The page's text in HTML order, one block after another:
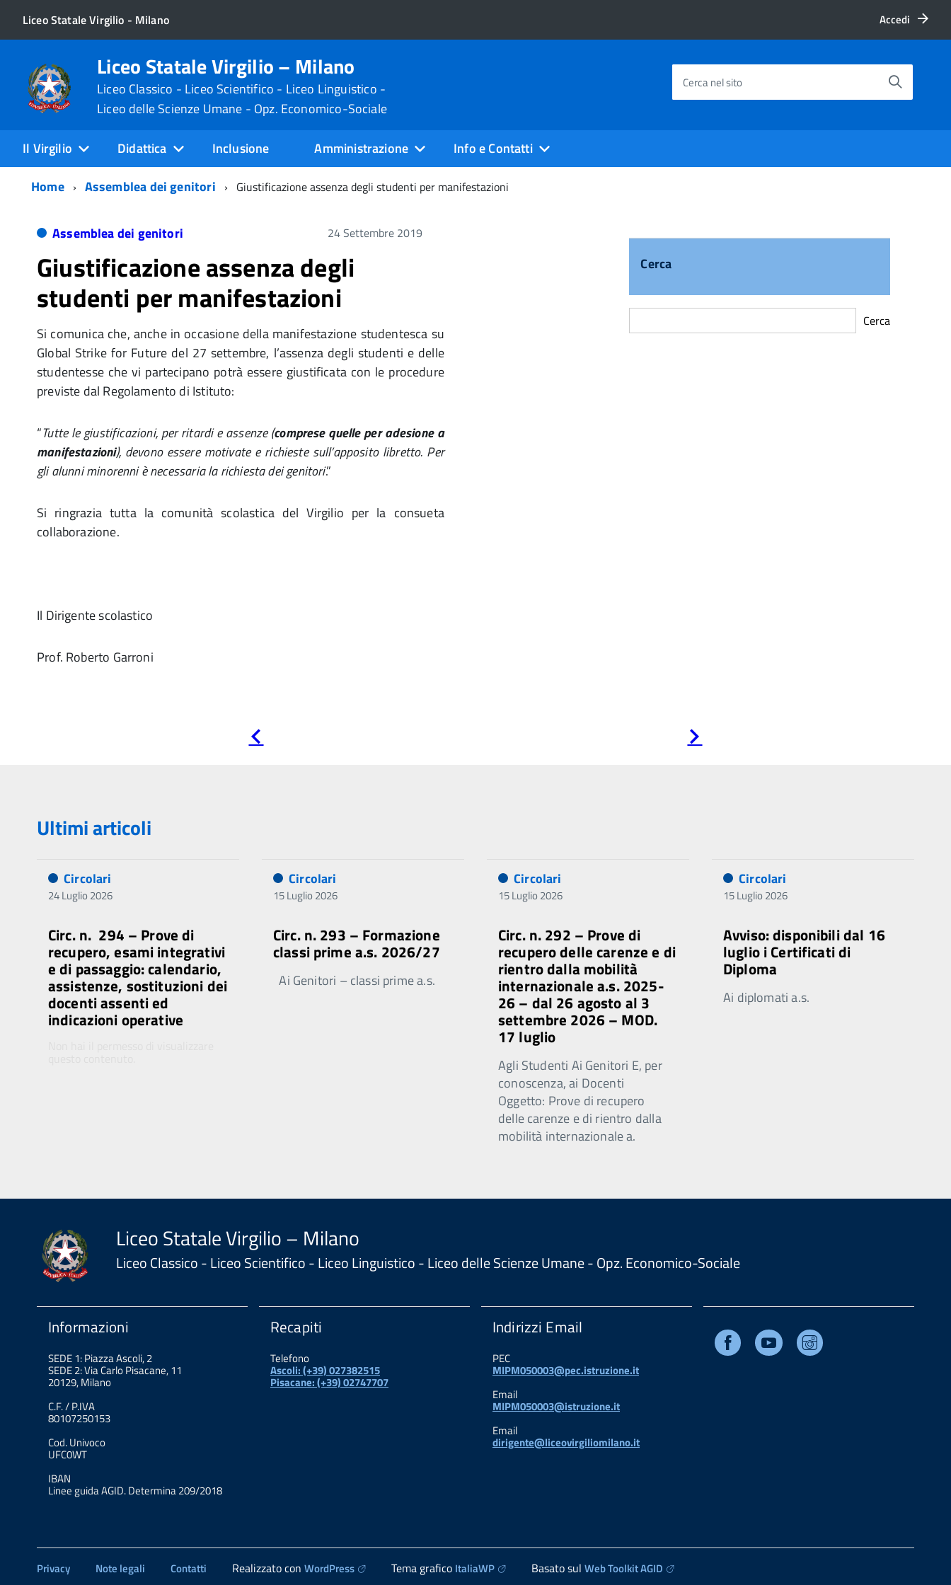
Liceo Statale Virgilio - Milano Accedi
Liceo Statale Virgilio – Milano
Liceo Classico - Liceo Scientifico - Liceo Linguistico -
Liceo delle Scienze Umane - Opz. Economico-Sociale
Cerca nel sito
Il Virgilio Didattica Inclusione Amministrazione
Info e Contatti
Home
Assemblea dei genitori Giustificazione assenza degli studenti per manifestazioni
Assemblea dei genitori 24 Settembre 2019
Giustificazione assenza degli
studenti per manifestazioni
Si comunica che, anche in occasione della manifestazione studentesca su
Global Strike for Future del 27 settembre, l’assenza degli studenti e delle
studentesse che vi partecipano potrà essere giustificata con le procedure
previste dal Regolamento di Istituto:
“Tutte le giustificazioni, per ritardi e assenze (comprese quelle per adesione a
manifestazioni), devono essere motivate e richieste sull’apposito libretto. Per
gli alunni minorenni è necessaria la richiesta dei genitori.”
Si ringrazia tutta la comunità scolastica del Virgilio per la consueta
collaborazione.
Il Dirigente scolastico
Prof. Roberto Garroni
Cerca
Cerca
precedente successiva
Ultimi articoli
Circolari
24 Luglio 2026
Circ. n. 294 – Prove di
recupero, esami integrativi
e di passaggio: calendario,
assistenze, sostituzioni dei
docenti assenti ed
indicazioni operative
Circolari
15 Luglio 2026
Circ. n. 293 – Formazione
classi prime a.s. 2026/27
Ai Genitori – classi prime a.s.
Circolari
15 Luglio 2026
Circ. n. 292 – Prove di
recupero delle carenze e di
rientro dalla mobilità
internazionale a.s. 2025-
26 – dal 26 agosto al 3
settembre 2026 – MOD.
17 luglio
Agli Studenti Ai Genitori E, per
conoscenza, ai Docenti
Oggetto: Prove di recupero
delle carenze e di rientro dalla
mobilità internazionale a.
Circolari
15 Luglio 2026
Avviso: disponibili dal 16
luglio i Certificati di
Diploma
Ai diplomati a.s.
Liceo Statale Virgilio – Milano
Liceo Classico - Liceo Scientifico - Liceo Linguistico - Liceo delle Scienze Umane - Opz. Economico-Sociale
Informazioni
SEDE 1: Piazza Ascoli, 2
SEDE 2: Via Carlo Pisacane, 11
20129, Milano
C.F. / P.IVA
80107250153
Cod. Univoco
UFC0WT
IBAN
Linee guida AGID. Determina 209/2018
Recapiti
Telefono
Ascoli: (+39) 027382515
Pisacane: (+39) 02747707
Indirizzi Email
PEC
MIPM050003@pec.istruzione.it
Email
MIPM050003@istruzione.it
Email
dirigente@liceovirgiliomilano.it
Facebook Youtube
Privacy Note legali Contatti Realizzato con WordPress Tema grafico ItaliaWP Basato sul Web Toolkit AGID